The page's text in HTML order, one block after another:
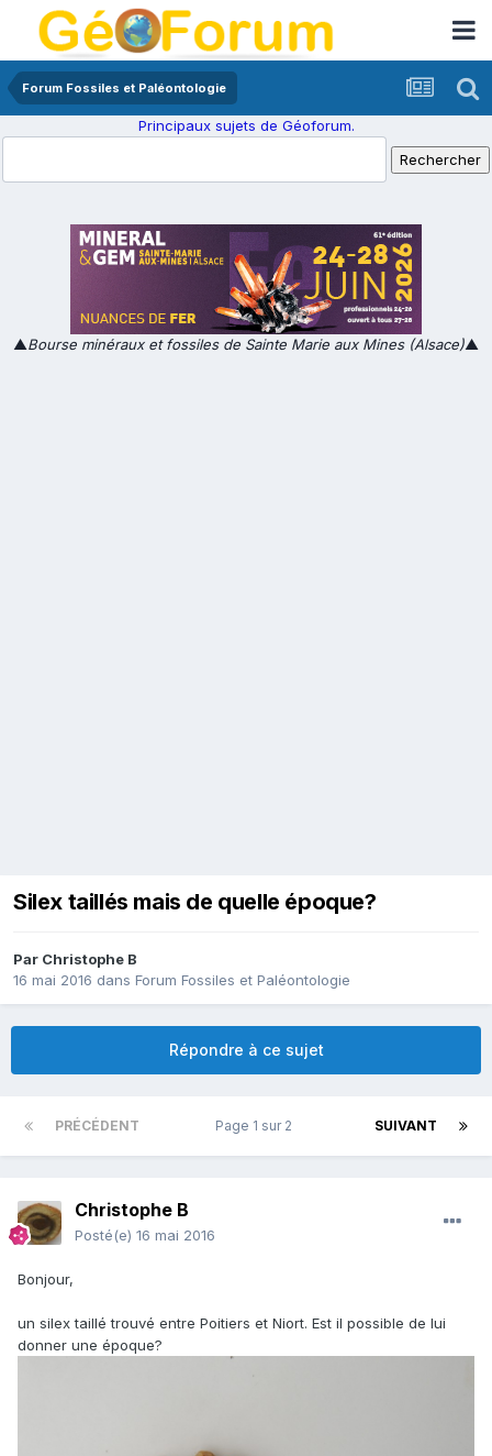
Forum Fossiles et Paléontologie
Principaux sujets de Géoforum.
▲Bourse minéraux et fossiles de Sainte Marie aux Mines (Alsace)▲
Silex taillés mais de quelle époque?
Par Christophe B
16 mai 2016 dans Forum Fossiles et Paléontologie
Répondre à ce sujet
PRÉCÉDENT SUIVANT
Page 1 sur 2
Christophe B
Posté(e) 16 mai 2016
Bonjour,
un silex taillé trouvé entre Poitiers et Niort. Est il possible de lui
donner une époque?